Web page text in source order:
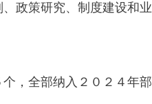
政策研究、制度建设和业
，全部纳入２０２４年